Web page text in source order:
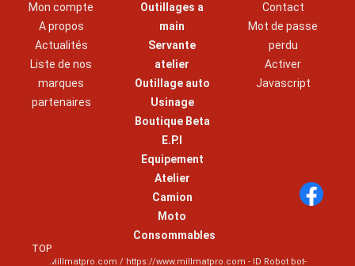
Mon compte
A propos
Actualités
Liste de nos
marques
partenaires
Outillages a
main
Servante
atelier
Outillage auto
Usinage
Boutique Beta
E.P.I
Equipement
Atelier
Camion
Moto
Consommables
Contact
Mot de passe
perdu
Activer
Javascript
Millmatpro.com / https://www.millmatpro.com - ID Robot bot-
TOP